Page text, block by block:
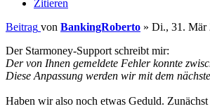
Zitieren
Beitrag von BankingRoberto » Di., 31. Mär
Der Starmoney-Support schreibt mir:
Der von Ihnen gemeldete Fehler konnte
Diese Anpassung werden wir mit dem
Haben wir also noch etwas Geduld.